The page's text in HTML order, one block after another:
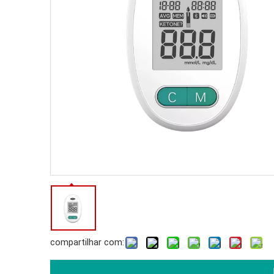
compartilhar com: